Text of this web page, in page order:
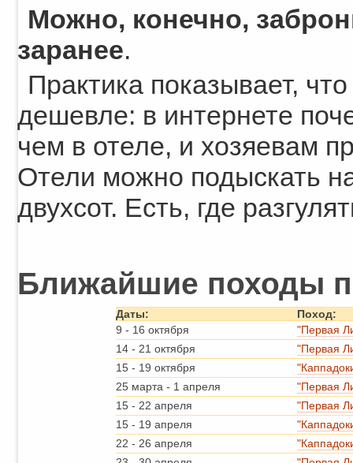
Можно, конечно,
заранее.
Практика показывает,
дешевле: в интернете
чем в отеле, и хозяевам
Отели можно подыскать
двухсот. Есть, где
Ближайшие походы
Даты:
Поход:
9 - 16 октября
"Первая
14 - 21 октября
"Первая
15 - 19 октября
25 марта - 1 апреля
"Первая
15 - 22 апреля
"Первая
15 - 19 апреля
22 - 26 апреля